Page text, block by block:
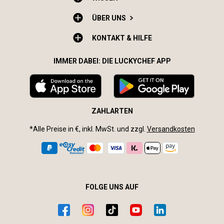
ÜBER UNS
KONTAKT & HILFE
IMMER DABEI: DIE LUCKYCHEF APP
ZAHLARTEN
*Alle Preise in €, inkl. MwSt. und zzgl. Versandkosten
FOLGE UNS AUF